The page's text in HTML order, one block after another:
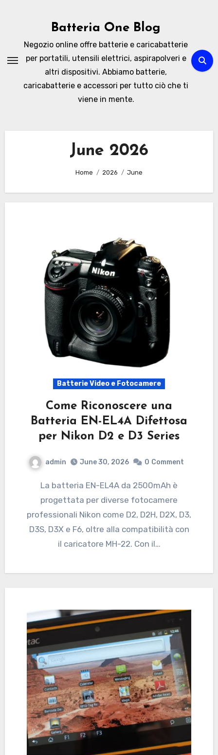
Batteria One Blog
Negozio online offre batterie e caricabatterie
per portatili, utensili elettrici, aspirapolveri e
altri dispositivi. Abbiamo batterie,
caricabatterie e accessori per tutto ciò che ti
viene in mente.
June 2026
Home 2026 June
Batterie Video e Fotocamere
Come Riconoscere una
Batteria EN-EL4A Difettosa
per Nikon D2 e D3 Series
admin June 30, 2026 0 Comment
La batteria EN-EL4A da 2500mAh è
progettata per diverse fotocamere
professionali Nikon come D2, D2H, D2X, D3,
D3S, D3X e F6, oltre alla compatibilità con
il caricatore MH-22. Con il…